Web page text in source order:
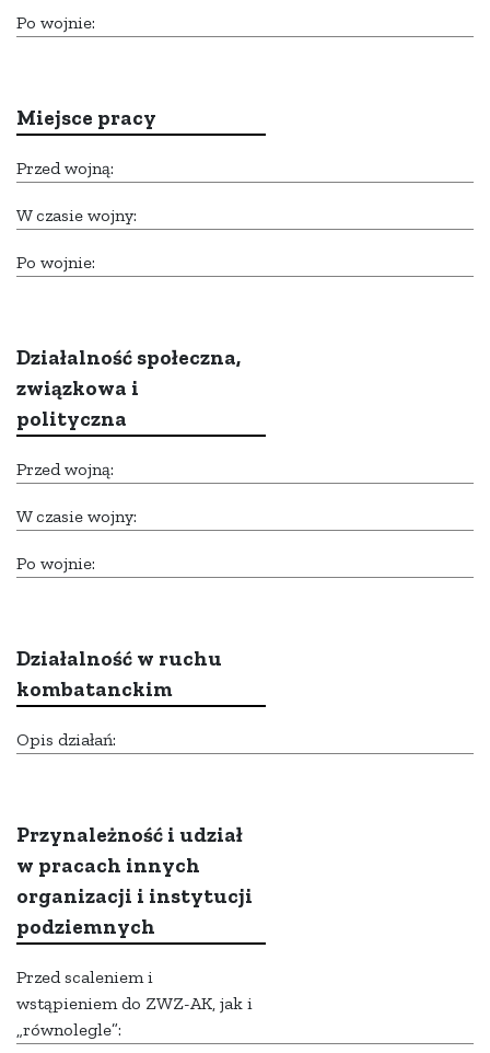
Po wojnie:
Miejsce pracy
Przed wojną:
W czasie wojny:
Po wojnie:
Działalność społeczna,
związkowa i
polityczna
Przed wojną:
W czasie wojny:
Po wojnie:
Działalność w ruchu
kombatanckim
Opis działań:
Przynależność i udział
w pracach innych
organizacji i instytucji
podziemnych
Przed scaleniem i
wstąpieniem do ZWZ-AK, jak i
„równolegle”: